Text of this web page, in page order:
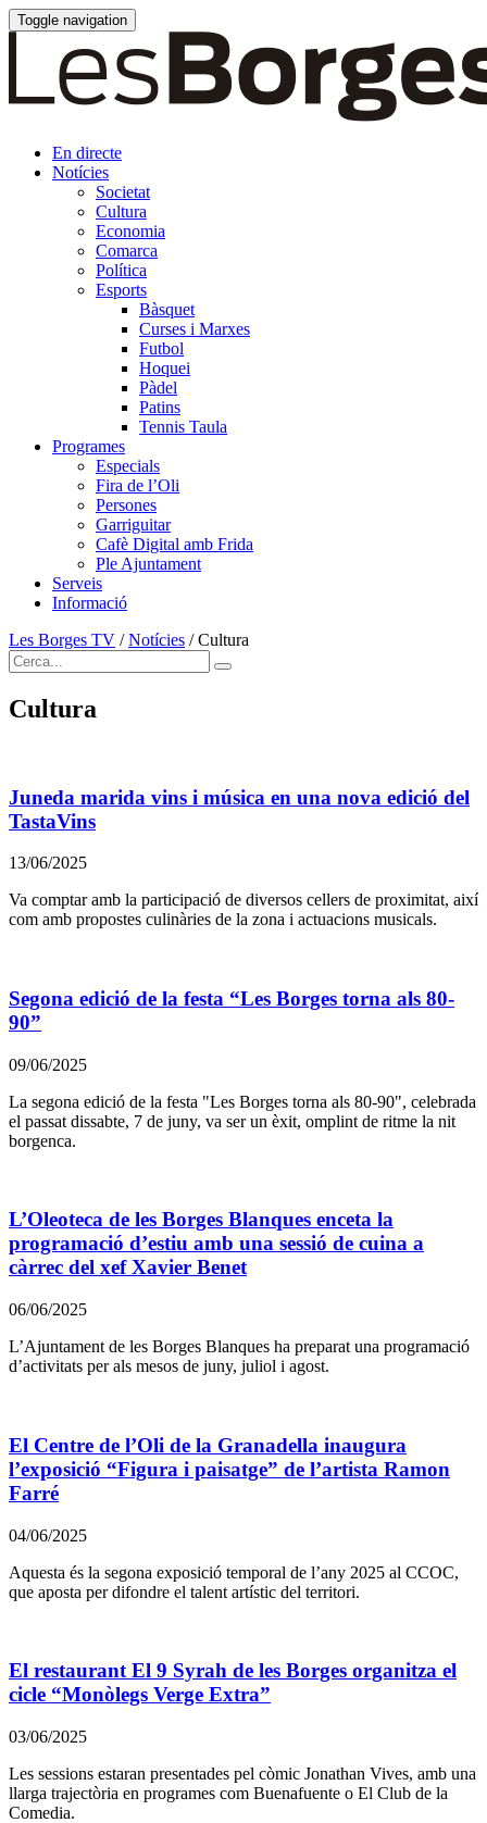
Toggle navigation
En directe
Notícies
Societat
Cultura
Economia
Comarca
Política
Esports
Bàsquet
Curses i Marxes
Futbol
Hoquei
Pàdel
Patins
Tennis Taula
Programes
Especials
Fira de l’Oli
Persones
Garriguitar
Cafè Digital amb Frida
Ple Ajuntament
Serveis
Informació
Les Borges TV /Notícies /Cultura
Cultura
Juneda marida vins i música en una nova edició del
TastaVins
13/06/2025
Va comptar amb la participació de diversos cellers de proximitat, així
com amb propostes culinàries de la zona i actuacions musicals.
Segona edició de la festa “Les Borges torna als 80-
90”
09/06/2025
La segona edició de la festa "Les Borges torna als 80-90", celebrada
el passat dissabte, 7 de juny, va ser un èxit, omplint de ritme la nit
borgenca.
L’Oleoteca de les Borges Blanques enceta la
programació d’estiu amb una sessió de cuina a
càrrec del xef Xavier Benet
06/06/2025
L’Ajuntament de les Borges Blanques ha preparat una programació
d’activitats per als mesos de juny, juliol i agost.
El Centre de l’Oli de la Granadella inaugura
l’exposició “Figura i paisatge” de l’artista Ramon
Farré
04/06/2025
Aquesta és la segona exposició temporal de l’any 2025 al CCOC,
que aposta per difondre el talent artístic del territori.
El restaurant El 9 Syrah de les Borges organitza el
cicle “Monòlegs Verge Extra”
03/06/2025
Les sessions estaran presentades pel còmic Jonathan Vives, amb una
llarga trajectòria en programes com Buenafuente o El Club de la
Comedia.